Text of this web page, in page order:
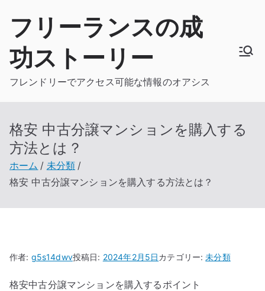
フリーランスの成
功ストーリー
フレンドリーでアクセス可能な情報のオアシス
格安 中古分譲マンションを購入する
方法とは？
ホーム
未分類
格安 中古分譲マンションを購入する方法とは？
作者: g5s14dwv投稿日: 2024年2月5日カテゴリー:未分類
格安中古分譲マンションを購入するポイント